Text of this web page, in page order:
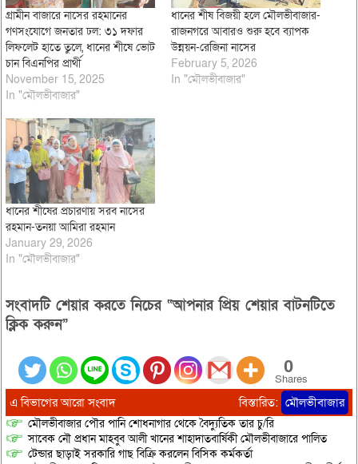
গ্রামীন বাজারে নাসের রহমানের
গণসংযোগে জনতার ঢল: ৩১ দফার
লিফলেট হাতে তুলে, ধানের শীষে ভোট
চান বিএনপির প্রার্থী
November 15, 2025
In "মৌলভীবাজার"
ধানের শীষ বিজয়ী হলে মৌলভীবাজার-
রাজনগরে আবারও শুরু হবে ব্যাপক
উন্নয়ন-রেজিনা নাসের
February 5, 2026
In "মৌলভীবাজার"
ধানের শীষের প্রচারণায় সরব নাসের
রহমান-তনয়া আমিরা রহমান
January 29, 2026
In "মৌলভীবাজার"
সংবাদটি শেয়ার করতে নিচের “আপনার প্রিয় শেয়ার বাটনটিতে
ক্লিক করুন”
0
Shares
এ বিভাগের আরো সংবাদ বিস্তারিত: মৌলভীবাজার
মৌলভীবাজার পৌর পানি শোধনাগার থেকে বৈদ্যুতিক তার চু/রি
সাবেক নৌ প্রধান মাহবুব আলী খানের শাহাদাতবার্ষিকী মৌলভীবাজারে পালিত
টেন্ডার ছাড়াই সরকারি গাছ বিক্রি করলেন বিসিক কর্মকর্তা